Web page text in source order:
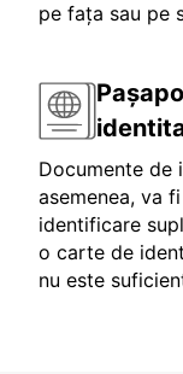
pe fața sau pe
Documente de
asemenea, va
identificare
o carte de
nu este